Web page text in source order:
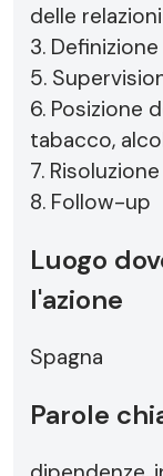
delle
3.
5.
6. Posizione
tabacco,
7.
8. Follow-up
Luogo
l'azione
Spagna
Parole